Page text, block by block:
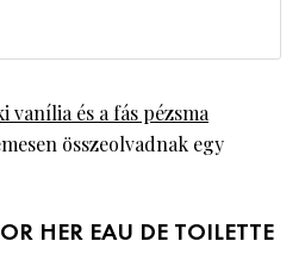
vanília és a fás pézsma
összeolvadnak egy
HER EAU DE TOILETTE